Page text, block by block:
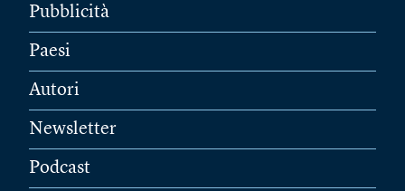
Pubblicità
Paesi
Autori
Newsletter
Podcast